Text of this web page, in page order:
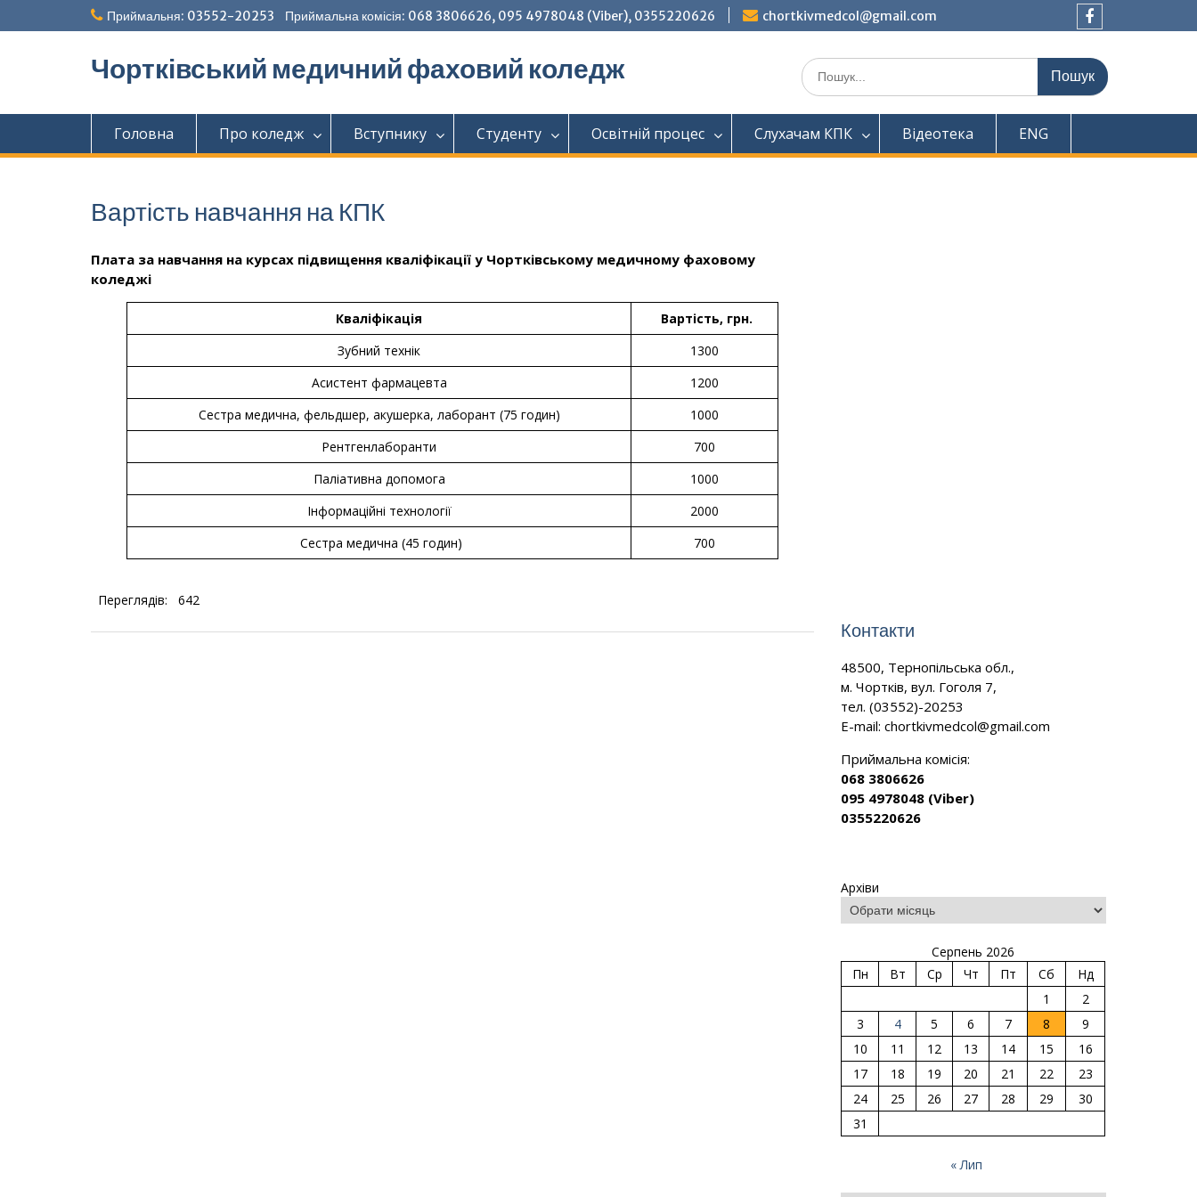
до
Приймальня: 03552-20253 Приймальна комісія: 068 3806626, 095 4978048 (Viber), 0355220626
chortkivmedcol@gmail.com
Чортківський медичний фаховий коледж Шукати:
Головна Про коледж Вступнику Студенту Освітній процес Слухачам КПК Відеотека ENG
Вартість навчання на КПК
Плата за навчання на курсах підвищення кваліфікації у Чортківському медичному фаховому
коледжі
Кваліфікація
Вартість, грн.
Зубний технік
1300
Асистент фармацевта
1200
Сестра медична, фельдшер, акушерка, лаборант (75 годин)
1000
Рентгенлаборанти
700
Паліативна допомога
1000
Інформаційні технології
2000
Сестра медична (45 годин)
700
Переглядів: 642
Контакти
48500, Тернопільська обл.,
м. Чортків, вул. Гоголя 7,
тел. (03552)-20253
E-mail:chortkivmedcol@gmail.com
Приймальна комісія:
068 3806626
095 4978048 (Viber)
0355220626
Архіви
Серпень 2026
Пн
Вт Ср Чт Пт Сб
Нд
1
2
3
4 5 6 7 8
9
10
11 12 13 14 15
16
17
18 19 20 21 22
23
24
25 26 27 28 29
30
31
« Лип